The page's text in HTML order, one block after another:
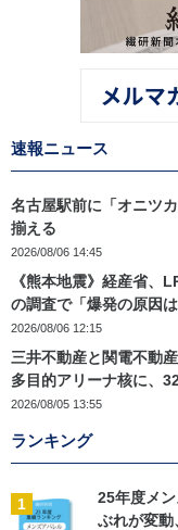
速報ニュース
名古屋駅前に「オニツ
揃える
2026/08/06 14:45
《熊本地震》経産省
の調査で「爆発の原因
2026/08/06 12:15
三井不動産と関電不動
多目的アリーナ核に、
2026/08/05 13:55
ランキング
1
25年度メ
ぶれが変